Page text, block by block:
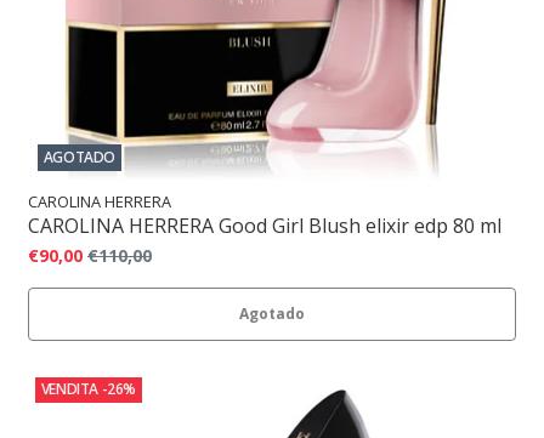
AGOTADO
CAROLINA HERRERA
CAROLINA HERRERA Good Girl Blush elixir edp 80 ml
€90,00 €110,00
Agotado
VENDITA -26%